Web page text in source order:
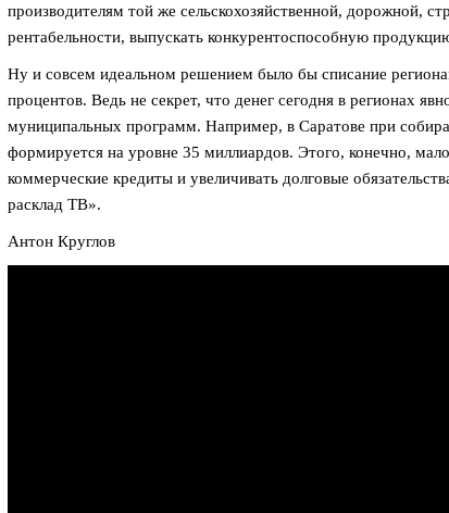
производителям той же сельскохозяйственной, дорожной,
рентабельности, выпускать конкурентоспособную
Ну и совсем идеальном решением было бы списание
процентов. Ведь не секрет, что денег сегодня в регионах
муниципальных программ. Например, в Саратове при
формируется на уровне 35 миллиардов. Этого, конечно,
коммерческие кредиты и увеличивать долговые
расклад ТВ».
Антон Круглов